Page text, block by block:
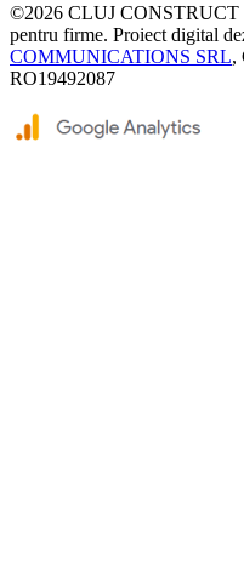
©2026 CLUJ CONSTRUCT
pentru firme. Proiect digital
COMMUNICATIONS SRL,
RO19492087